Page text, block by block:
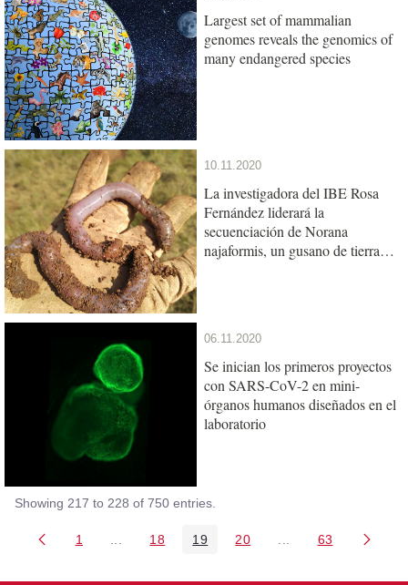
Largest set of mammalian
genomes reveals the genomics of
many endangered species
10.11.2020
La investigadora del IBE Rosa
Fernández liderará la
secuenciación de Norana
najaformis, un gusano de tierra
06.11.2020
Se inician los primeros proyectos
con SARS-CoV-2 en mini-
órganos humanos diseñados en el
laboratorio
Showing 217 to 228 of 750 entries.
Page
1 Intermediate Pages Use TAB to navigate.
Page
18 Page
19 Page
20 Intermediate Pages
Page
63